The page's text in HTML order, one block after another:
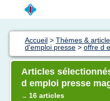
Accueil > Thèmes &
d'emploi presse > offre d
Articles
d emploi presse
→ 16 articles